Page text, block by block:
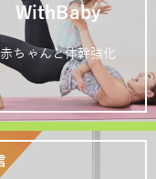
WithBaby
赤ちゃんと体幹強化